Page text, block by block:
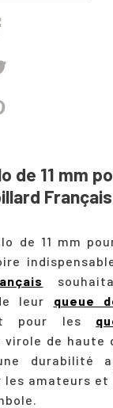
de 11 mm
Français
de 11 mm
leur queue
pour les
de haute
durabilité
les amateurs et